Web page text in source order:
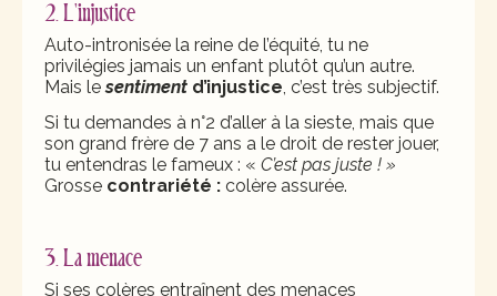
2. L'injustice
Auto-intronisée la reine de l’équité, tu ne
privilégies jamais un enfant plutôt qu’un autre.
Mais lesentiment d’injustice, c’est très subjectif.
Si tu demandes à n°2 d’aller à la sieste, mais que
son grand frère de 7 ans a le droit de rester jouer,
tu entendras le fameux : « C’est pas juste ! »
Grosse contrariété : colère assurée.
3. La menace
Si ses colères entraînent des menaces